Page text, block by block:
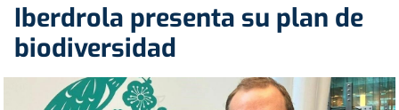
Iberdrola presenta su plan de
biodiversidad